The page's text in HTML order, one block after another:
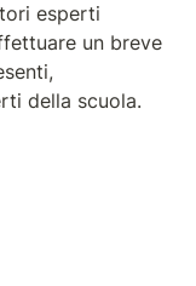
esperti
un breve
della scuola.